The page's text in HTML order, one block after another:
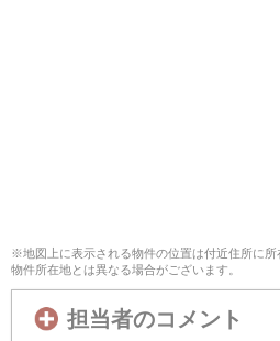
※地図上に表示される物件の位置は付近住所に
物件所在地とは異なる場合がございます。
担当者のコメント